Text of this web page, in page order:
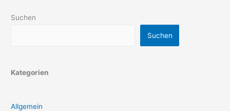
Suchen
Suchen
Kategorien
Allgemein